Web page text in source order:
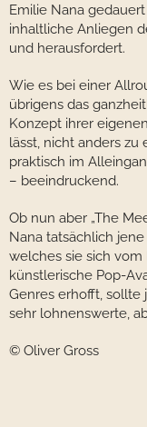
Emilie Nana
inhaltliche Anliegen
und herausfordert.
Wie es bei einer
übrigens das
Konzept ihrer
lässt, nicht anders zu
praktisch im
– beeindruckend.
Ob nun aber „The
Nana tatsächlich
welches sie sich
künstlerische Pop-
Genres erhofft, sollte
sehr lohnenswerte,
© Oliver Gross